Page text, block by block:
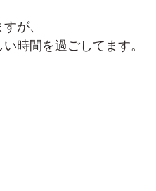
が、
時間を過ごしてます。